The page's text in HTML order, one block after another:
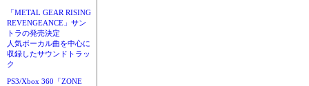
「METAL GEAR RISING
REVENGEANCE」サン
トラの発売決定
人気ボーカル曲を中心に
収録したサウンドトラッ
ク
PS3/Xbox 360「ZONE